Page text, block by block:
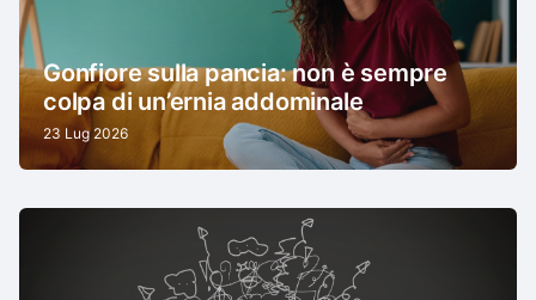
Gonfiore sulla pancia: non è sempre
colpa di un’ernia addominale
23 Lug 2026